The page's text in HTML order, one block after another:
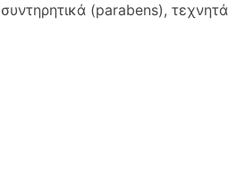
συντηρητικά (parabens),